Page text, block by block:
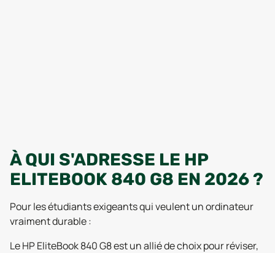
À QUI S'ADRESSE LE HP
ELITEBOOK 840 G8 EN 2026 ?
Pour les étudiants exigeants qui veulent un ordinateur
vraiment durable :
Le HP EliteBook 840 G8 est un allié de choix pour réviser,